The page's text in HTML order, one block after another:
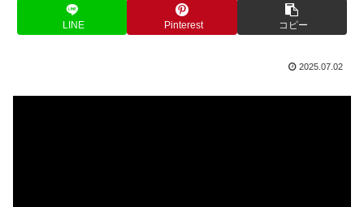
LINE Pinterest コピー
2025.07.02